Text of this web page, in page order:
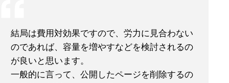
結局は費用対効果ですので、労力に見合わない
のであれば、 容量を増やすなどを検討されるの
が良いと思います。
一般的に言って、公開したページを削除するの